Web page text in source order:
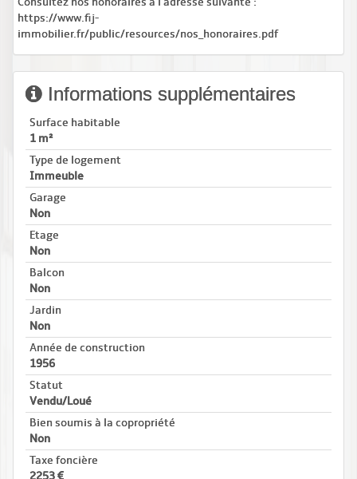
https://www.fij-
immobilier.fr/public/resources/nos_honoraires.pdf
Informations supplémentaires
Surface habitable
1 m²
Type de logement
Immeuble
Garage
Non
Etage
Non
Balcon
Non
Jardin
Non
Année de construction
1956
Statut
Vendu/Loué
Bien soumis à la copropriété
Non
Taxe foncière
2253